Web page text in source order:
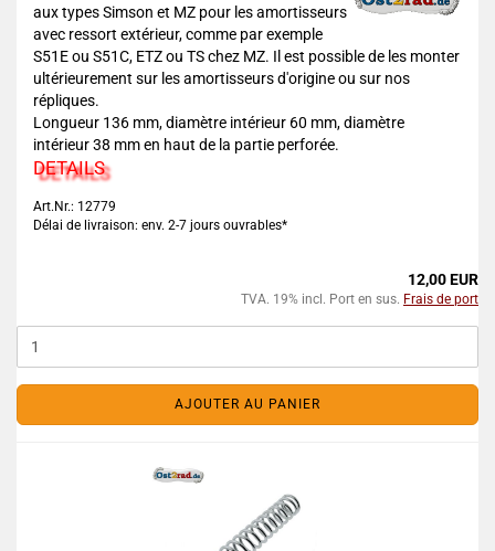
aux types Simson et MZ pour les amortisseurs
avec ressort extérieur, comme par exemple
S51E ou S51C, ETZ ou TS chez MZ. Il est possible de les monter
ultérieurement sur les amortisseurs d'origine ou sur nos
répliques.
Longueur 136 mm, diamètre intérieur 60 mm, diamètre
intérieur 38 mm en haut de la partie perforée.
DETAILS
Art.Nr.: 12779
Délai de livraison: env. 2-7 jours ouvrables*
12,00 EUR
TVA. 19% incl. Port en sus. Frais de port
AJOUTER AU PANIER